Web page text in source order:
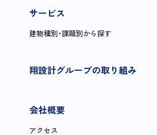
サービス
建物種別・課題別から探す
翔設計グループの取り組み
会社概要
アクセス